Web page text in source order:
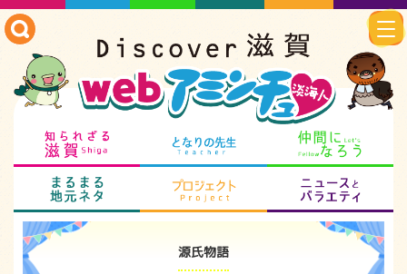
知られざる滋賀 となりの先生
まるまる地元ネタ プロジェクト
源氏物語